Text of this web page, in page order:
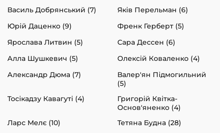
Василь Добрянський (7)
Яків Перельман (6)
Юрій Даценко (9)
Френк Герберт (5)
Ярослава Литвин (5)
Сара Дессен (6)
Алла Шушкевич (5)
Олексій Коваленко (4)
Александр Дюма (7)
Валер'ян Підмогильний
(5)
Тосікадзу Кавагуті (4)
Григорій Квітка-
Основ'яненко (4)
Ларс Мелє (10)
Тетяна Будна (28)